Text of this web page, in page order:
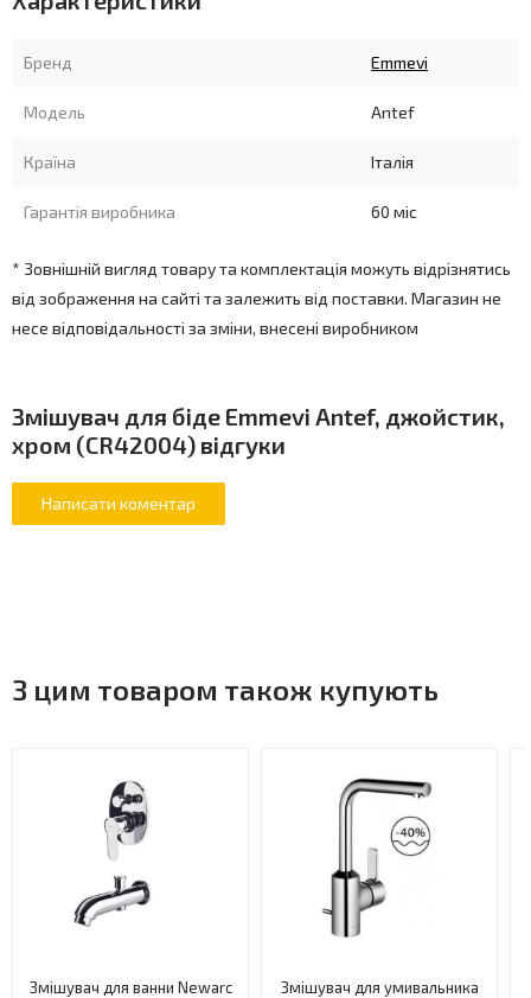
Бренд Emmevi
Модель Antef
Країна Італія
Гарантія виробника 60 міс
* Зовнішній вигляд товару та комплектація можуть відрізнятись
від зображення на сайті та залежить від поставки. Магазин не
несе відповідальності за зміни, внесені виробником
Змішувач для біде Emmevi Antef, джойстик,
хром (CR42004) відгуки
З цим товаром також купують
Змішувач для ванни Newarc
Змішувач для умивальника